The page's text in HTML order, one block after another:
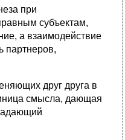
при
субъектам,
а взаимодействие
партнеров,
друг друга в
смысла, дающая